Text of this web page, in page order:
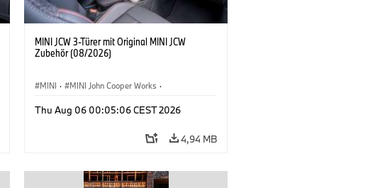
MINI JCW 3-Türer mit Original MINI JCW
Zubehör (08/2026)
MINI · MINI John Cooper Works ·
Sonderausstattungen, Zubehör
Thu Aug 06 00:05:06 CEST 2026
4,94 MB